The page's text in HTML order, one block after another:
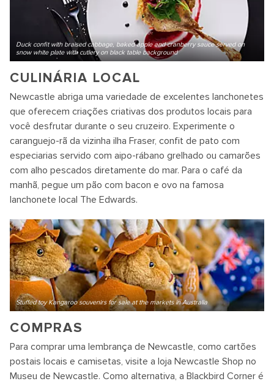
Duck confit with braised cabbage, baked apple and cranberry sauce served on
snow white plate with cutlery on black table background
CULINÁRIA LOCAL
Newcastle abriga uma variedade de excelentes lanchonetes
que oferecem criações criativas dos produtos locais para
você desfrutar durante o seu cruzeiro. Experimente o
caranguejo-rã da vizinha ilha Fraser, confit de pato com
especiarias servido com aipo-rábano grelhado ou camarões
com alho pescados diretamente do mar. Para o café da
manhã, pegue um pão com bacon e ovo na famosa
lanchonete local The Edwards.
Stuffed toy Kangaroo souvenirs for sale at the markets in Australia
COMPRAS
Para comprar uma lembrança de Newcastle, como cartões
postais locais e camisetas, visite a loja Newcastle Shop no
Museu de Newcastle. Como alternativa, a Blackbird Corner é